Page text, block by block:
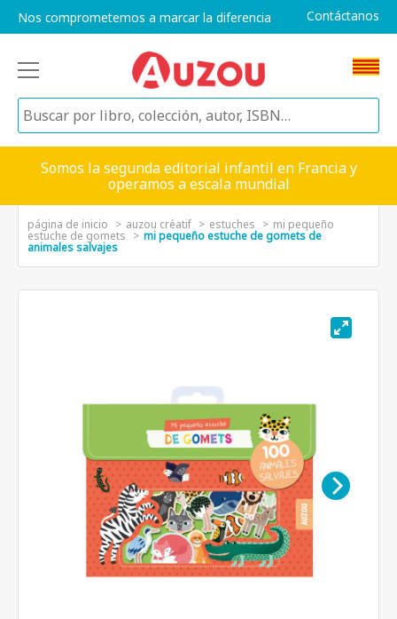
Nos comprometemos a marcar la diferencia Contáctanos
Somos la segunda editorial infantil en Francia y
operamos a escala mundial
página de inicio auzou créatif estuches mi pequeño
estuche de gomets mi pequeño estuche de gomets de
animales salvajes